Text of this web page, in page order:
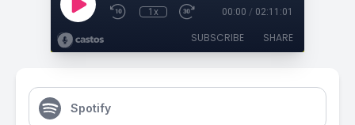
1x 00:00 / 02:11:01
SUBSCRIBE SHARE
Spotify